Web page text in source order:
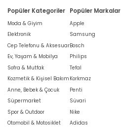
Popüler Kategoriler
Moda & Giyim
Elektronik
Cep Telefonu & Aksesuar
Ev, Yaşam & Mobilya
Sofra & Mutfak
Kozmetik & Kişisel Bakım
Anne, Bebek & Çocuk
Süpermarket
Spor & Outdoor
Otomobil & Motosiklet
Popüler Markalar
Apple
Samsung
Bosch
Philips
Tefal
Korkmaz
Penti
Süvari
Nike
Adidas